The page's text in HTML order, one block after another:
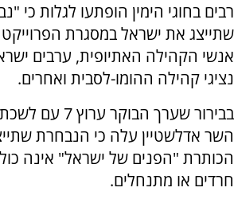
רבים בחוגי הימין הופתעו לגלות
שתייצג את ישראל במסגרת
אנשי הקהילה האתיופית, ערבים
נציגי קהילה ההומו-לסבית ואחרים.
בבירור שערך הבוקר
השר אדלשטיין עלה כי הנבחרת
הכותרת "הפנים של ישראל" אינה
חרדים או מתנחלים.